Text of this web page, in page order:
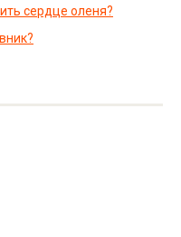
сердце оленя?